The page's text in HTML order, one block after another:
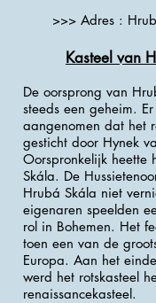
>>> Adres :
Kasteel van
De oorsprong van
steeds een geheim.
aangenomen dat het
gesticht door Hynek
Oorspronkelijk heette
Skála. De
Hrubá Skála niet
eigenaren speelden
rol in Bohemen. Het
toen een van de
Europa. Aan het
werd het rotskasteel
renaissancekasteel.